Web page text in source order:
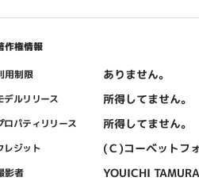
作権情報
用制限 ありません。
デルリリース 所得してません。
ロパティリリース 所得してません。
レジット (Ｃ)コーベットフ
影者 YOUICHI TAMURA